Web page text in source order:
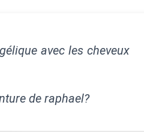
avec les cheveux
de raphael?